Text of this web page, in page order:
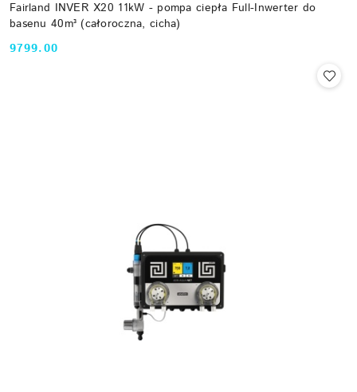
Fairland INVER X20 11kW - pompa ciepła Full-Inwerter do
basenu 40m³ (całoroczna, cicha)
Cena:
9799.00